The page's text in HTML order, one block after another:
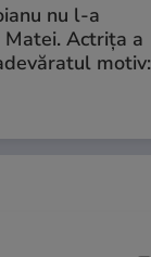
nu l-a
Actrița a
motiv: